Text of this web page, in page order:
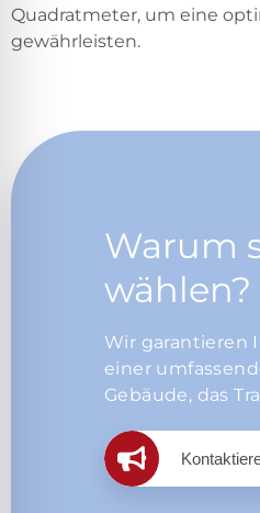
Quadratmeter, um eine
gewährleisten.
Warum
wählen?
Wir garantieren
einer
Gebäude, das